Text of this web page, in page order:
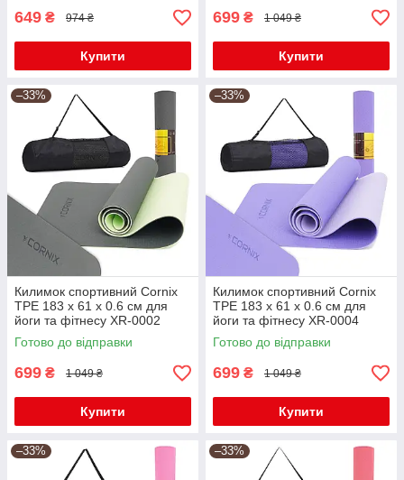
649 ₴ 974 ₴
Купити
699 ₴ 1 049 ₴
Купити
–33%
Килимок спортивний Cornix
TPE 183 x 61 x 0.6 см для
йоги та фітнесу XR-0002
Black/Green
Готово до відправки
699 ₴ 1 049 ₴
Купити
–33%
Килимок спортивний Cornix
TPE 183 x 61 x 0.6 см для
йоги та фітнесу XR-0004
Violet/Purple
Готово до відправки
699 ₴ 1 049 ₴
Купити
–33% –33%